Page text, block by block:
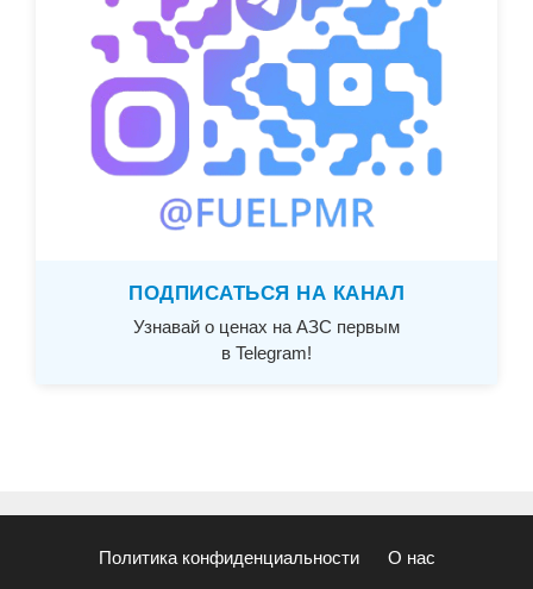
ПОДПИСАТЬСЯ НА КАНАЛ
Узнавай о ценах на АЗС первым
в Telegram!
Политика конфиденциальности О нас